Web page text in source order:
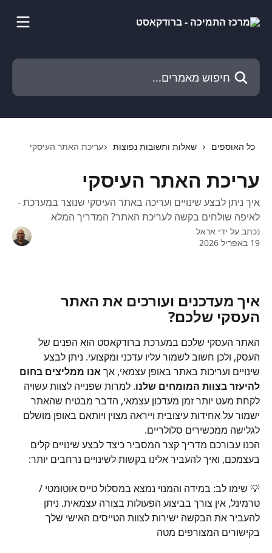
חיפוש מאמרים...
כל האוספים שאלות ותשובות נפוצות עריכת האתר העיסקי
עריכת האתר העיסקי
איך ניתן לבצע שינויים ועריכה באתר העיסקי שנוצר במערכת -
לאיפה שולחים בקשה לעריכת האתר? המדריך המלא
נכתב על ידי אראל
19 באפריל 2026
איך מעדכנים ועורכים את האתר
העסקי שלכם?
האתר העסקי שלכם במערכת ברודקאסט הוא הפנים של
העסק, ולכן חשוב לשמור עליו עדכני ומקצועי. ניתן לבצע
שינויים ועריכות באתר באופן עצמאי, אך אנו ממליצים בחום
להיעזר בצוות המומחים שלנו. למרות שפנייה לצוות עשויה
לקחת מעט יותר זמן מעדכון עצמאי, הדבר מבטיח שהאתר
ישמור על אחידות עיצובית וייראה מצוין ויותאם באופן מושלם
לגלישה ממכשירים סלולריים.
הכנו עבורכם מדריך קצר המסביר כיצד לבצע שינויים קלים
בעצמכם, ואיך להעביר אלינו בקשות לשינויים נרחבים יותר:
💡 שימו לב: במידה והמנוי נמצא במסלול טייס אוטומטי /
טרמינל, אין צורך בביצוע הפעולות בצורה עצמאית. ניתן
להעביר את הבקשה ישירות לצוות הטייסים האישי שלך
בקישורים המצורפים מטה